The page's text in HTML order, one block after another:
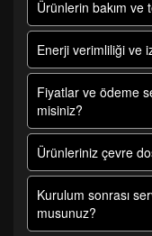
Ürünlerin bakım ve
Enerji verimliliği ve
Fiyatlar ve ödeme
misiniz?
Ürünleriniz çevre
Kurulum sonrası
musunuz?